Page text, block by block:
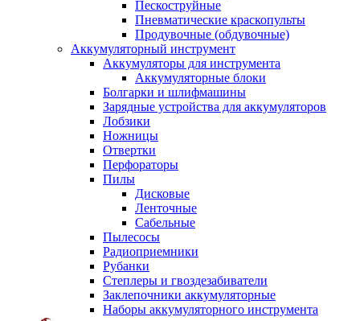
Пескоструйные
Пневматические краскопульты
Продувочные (обдувочные)
Аккумуляторный инструмент
Аккумуляторы для инструмента
Аккумуляторные блоки
Болгарки и шлифмашины
Зарядные устройства для аккумуляторов
Лобзики
Ножницы
Отвертки
Перфораторы
Пилы
Дисковые
Ленточные
Сабельные
Пылесосы
Радиоприемники
Рубанки
Степлеры и гвоздезабиватели
Заклепочники аккумуляторные
Наборы аккумуляторного инструмента